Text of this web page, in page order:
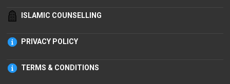
ISLAMIC COUNSELLING
PRIVACY POLICY
TERMS & CONDITIONS